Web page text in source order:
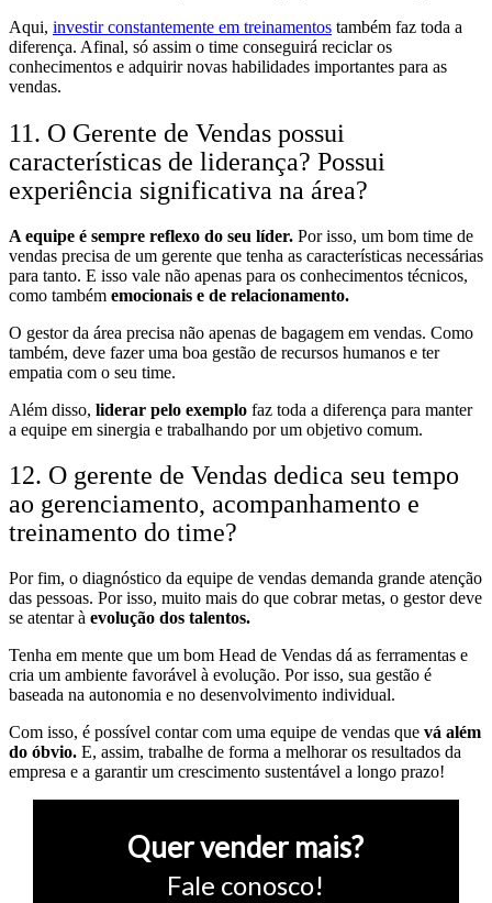
Aqui, investir constantemente em treinamentos também faz toda a
diferença. Afinal, só assim o time conseguirá reciclar os
conhecimentos e adquirir novas habilidades importantes para as
vendas.
11. O Gerente de Vendas possui
características de liderança? Possui
experiência significativa na área?
A equipe é sempre reflexo do seu líder. Por isso, um bom time de
vendas precisa de um gerente que tenha as características necessárias
para tanto. E isso vale não apenas para os conhecimentos técnicos,
como também emocionais e de relacionamento.
O gestor da área precisa não apenas de bagagem em vendas. Como
também, deve fazer uma boa gestão de recursos humanos e ter
empatia com o seu time.
Além disso, liderar pelo exemplo faz toda a diferença para manter
a equipe em sinergia e trabalhando por um objetivo comum.
12. O gerente de Vendas dedica seu tempo
ao gerenciamento, acompanhamento e
treinamento do time?
Por fim, o diagnóstico da equipe de vendas demanda grande atenção
das pessoas. Por isso, muito mais do que cobrar metas, o gestor deve
se atentar à evolução dos talentos.
Tenha em mente que um bom Head de Vendas dá as ferramentas e
cria um ambiente favorável à evolução. Por isso, sua gestão é
baseada na autonomia e no desenvolvimento individual.
Com isso, é possível contar com uma equipe de vendas que vá além
do óbvio. E, assim, trabalhe de forma a melhorar os resultados da
empresa e a garantir um crescimento sustentável a longo prazo!
Quer vender mais?
Fale conosco!